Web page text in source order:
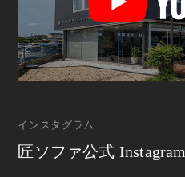
インスタグラム
匠ソファ公式 Instagram